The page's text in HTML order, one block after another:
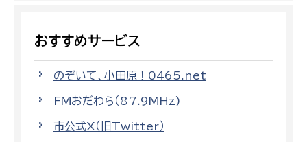
おすすめサービス
のぞいて、小田原！0465.net
FMおだわら（87.9MHz)
市公式X（旧Twitter）